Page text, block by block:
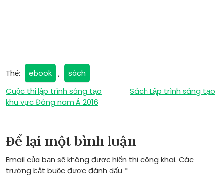
Thẻ: ebook , sách
Điều
hướng
bài
viết
Cuộc thi lập trình sáng tạo
khu vực Đông nam Á 2016
Sách Lập trình sáng tạo
Để lại một bình luận
Email của bạn sẽ không được hiển thị công khai. Các
trường bắt buộc được đánh dấu *